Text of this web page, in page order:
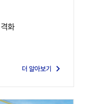
화
더 알아보기